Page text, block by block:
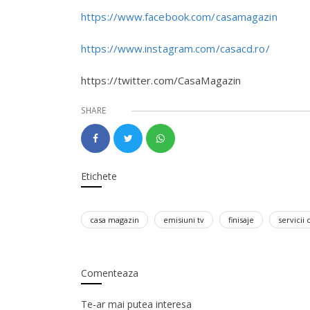
https://www.facebook.com/casamagazin
https://www.instagram.com/casacd.ro/
https://twitter.com/CasaMagazin
SHARE
Etichete
casa magazin emisiuni tv finisaje servicii
Comenteaza
Te-ar mai putea interesa